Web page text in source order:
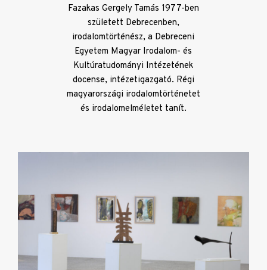
Fazakas Gergely Tamás 1977-ben
született Debrecenben,
irodalomtörténész, a Debreceni
Egyetem Magyar Irodalom- és
Kultúratudományi Intézetének
docense, intézetigazgató. Régi
magyarországi irodalomtörténetet
és irodalomelméletet tanít.